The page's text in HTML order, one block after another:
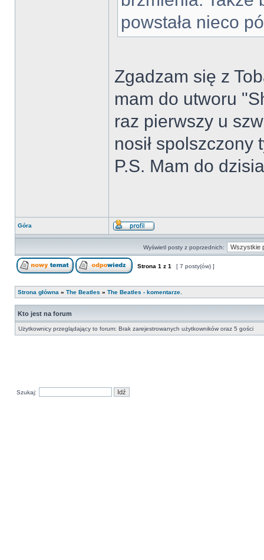
powstała nieco
Zgadzam się z
mam do utworu
raz pierwszy u
nosił spolszczony
P.S. Mam do
Góra
Wyświetl posty z poprzednich:
Strona 1 z 1 [ 7 posty(ów) ]
Strona główna » The Beatles » The Beatles - komentarze.
Kto jest na forum
Użytkownicy przeglądający to forum: Brak zarejestrowanych użytkowników oraz 5 gości
Szukaj: